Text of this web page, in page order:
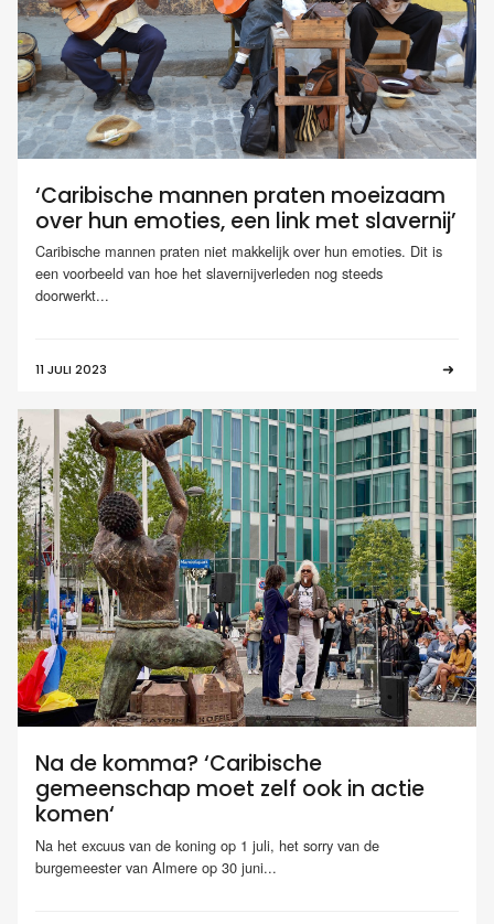
‘Caribische mannen praten moeizaam
over hun emoties, een link met slavernij’
Caribische mannen praten niet makkelijk over hun emoties. Dit is
een voorbeeld van hoe het slavernijverleden nog steeds
doorwerkt...
11 JULI 2023
Na de komma? ‘Caribische
gemeenschap moet zelf ook in actie
komen‘
Na het excuus van de koning op 1 juli, het sorry van de
burgemeester van Almere op 30 juni...